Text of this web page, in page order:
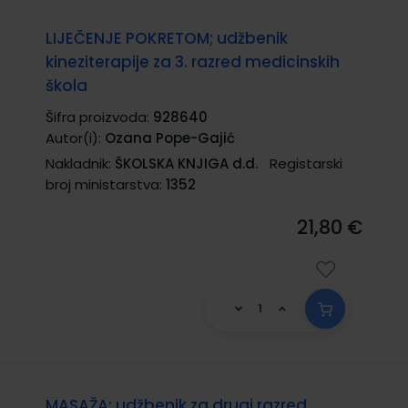
LIJEČENJE POKRETOM; udžbenik
kineziterapije za 3. razred medicinskih
škola
Šifra proizvoda: 928640
Autor(i): Ozana Pope-Gajić
Nakladnik: ŠKOLSKA KNJIGA d.d.
Registarski
broj ministarstva: 1352
21,80 €